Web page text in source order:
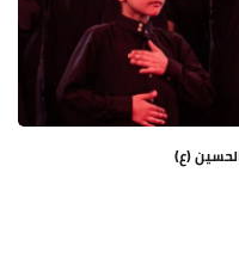
(ع)